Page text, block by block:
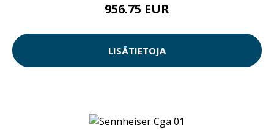
956.75 EUR
LISÄTIETOJA